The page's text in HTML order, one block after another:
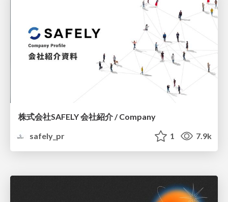
株式会社SAFELY 会社紹介 / Company
safely_pr
1 7.9k